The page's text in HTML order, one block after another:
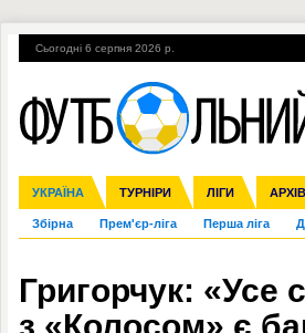
Сьогодні 6 серпня 2026 р.
УКРАЇНА ТУРНІРИ ЛІГИ АРХІВ
Збірна Прем'єр-ліга Перша ліга
Ліга чемпіонів Ліга Європи
Англія Іспанія Італія Німеччина
ЧС-2014 ЄВРО-2016 Росія Кубок
Гарячі теми УПЛ, 1-й тур ВІЙНА
Григорчук: